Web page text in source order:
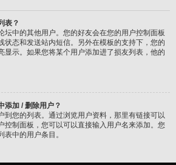
表？
坛中的其他用户。您的好友会在您的用户控制面板
状态和发送站内短信。另外在模板的支持下，您的
显示。如果您将某个用户添加进了损友列表，他的
添加 / 删除用户？
到您的列表。通过浏览用户资料，那里有链接可以
控制面板，您可以可以直接输入用户名来添加。您
中的用户条目。